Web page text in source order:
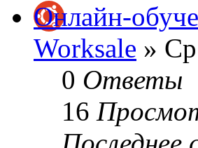
Онлайн-
Worksale »
0 Ответы
16